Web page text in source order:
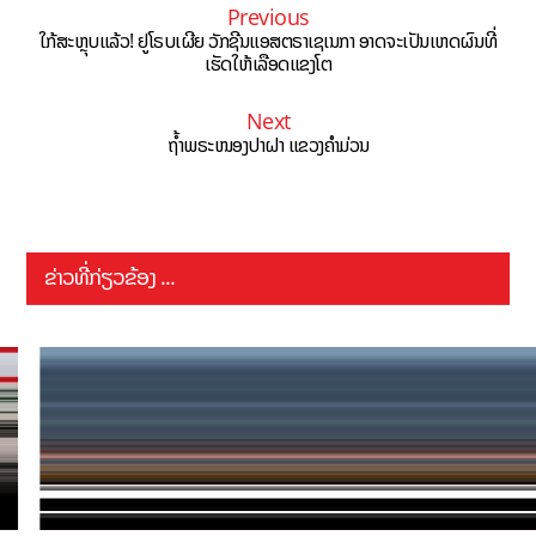
Previous
ໃກ້ສະຫຼຸບແລ້ວ! ຢູໂຣບເຜີຍ ວັກຊີນແອສຕຣາເຊເນກາ ອາດຈະເປັນເຫດຜົນທີ່
ເຮັດໃຫ້ເລືອດແຂງໂຕ
Next
ຖ້ຳພຣະໜອງປາຝາ ແຂວງຄຳມ່ວນ
ຂ່າວທີ່ກ່ຽວຂ້ອງ ...